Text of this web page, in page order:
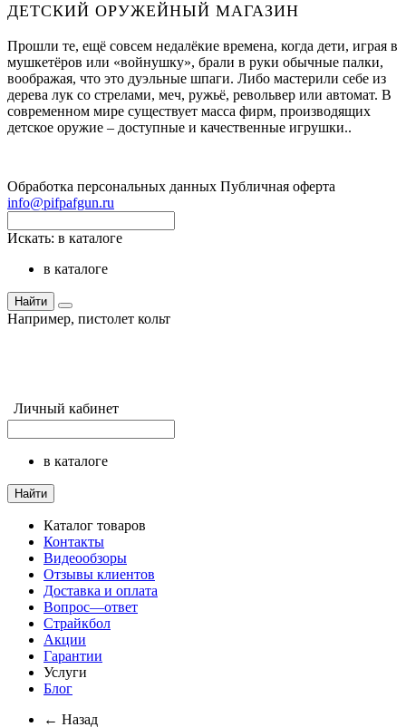
ДЕТСКИЙ ОРУЖЕЙНЫЙ МАГАЗИН
Прошли те, ещё совсем недалёкие времена, когда дети, играя в
мушкетёров или «войнушку», брали в руки обычные палки,
воображая, что это дуэльные шпаги. Либо мастерили себе из
дерева лук со стрелами, меч, ружьё, револьвер или автомат. В
современном мире существует масса фирм, производящих
детское оружие – доступные и качественные игрушки..
Обработка персональных данных Публичная оферта
info@pifpafgun.ru
Искать: в каталоге
в каталоге
Найти
Например, пистолет кольт
Личный кабинет
в каталоге
Найти
Каталог товаров
Контакты
Видеообзоры
Отзывы клиентов
Доставка и оплата
Вопрос—ответ
Страйкбол
Акции
Гарантии
Услуги
Блог
← Назад